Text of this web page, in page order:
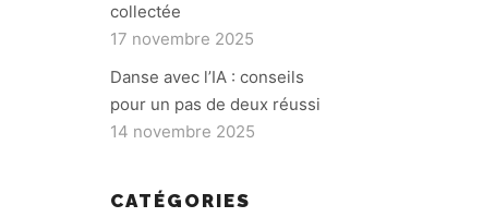
collectée
17 novembre 2025
Danse avec l’IA : conseils
pour un pas de deux réussi
14 novembre 2025
CATÉGORIES